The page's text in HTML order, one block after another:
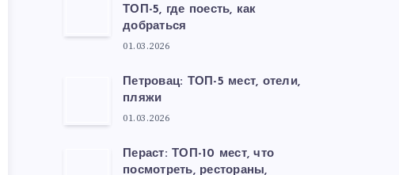
ТОП-5, где поесть, как
добраться
01.03.2026
Петровац: ТОП-5 мест, отели,
пляжи
01.03.2026
Пераст: ТОП-10 мест, что
посмотреть, рестораны,